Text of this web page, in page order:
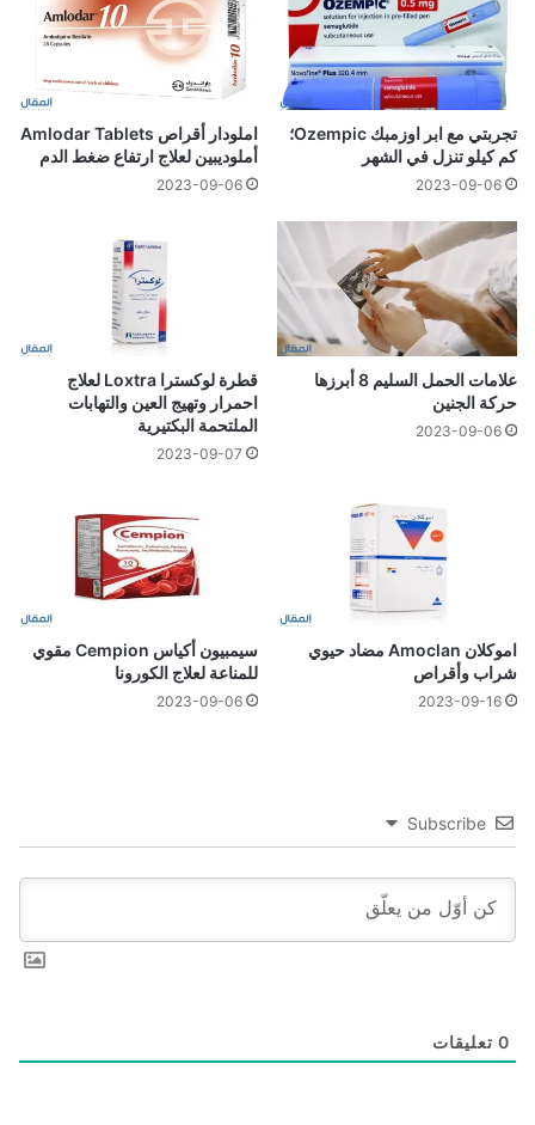
تجربتي مع ابر اوزمبك Ozempic؛
كم كيلو تنزل في الشهر
2023-09-06
املودار أقراص Amlodar Tablets
أملوديبين لعلاج ارتفاع ضغط الدم
2023-09-06
علامات الحمل السليم 8 أبرزها
حركة الجنين
2023-09-06
قطرة لوكسترا Loxtra لعلاج
احمرار وتهيج العين والتهابات
الملتحمة البكتيرية
2023-09-07
اموكلان Amoclan مضاد حيوي
شراب وأقراص
2023-09-16
سيمبيون أكياس Cempion مقوي
للمناعة لعلاج الكورونا
2023-09-06
Subscribe
0 تعليقات